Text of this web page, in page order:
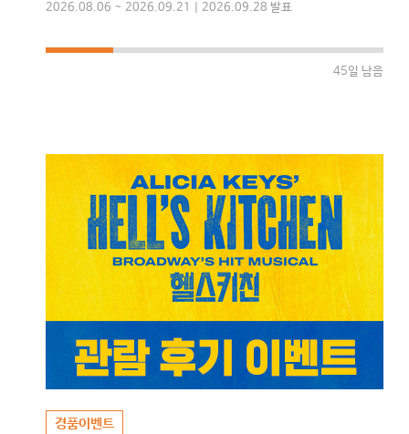
2026.08.06 ~ 2026.09.21 | 2026.09.28 발표
45일 남음
경품이벤트